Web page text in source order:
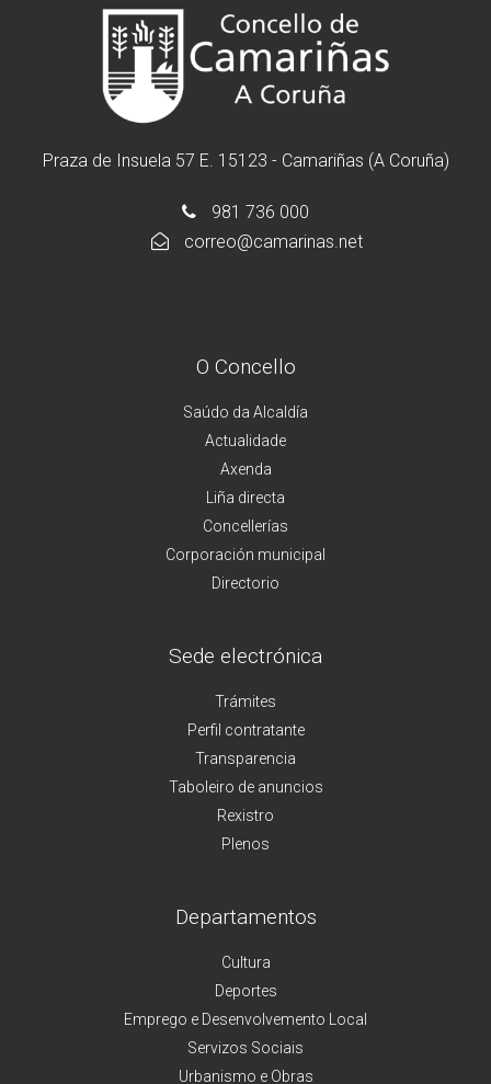
Praza de Insuela 57 E. 15123 - Camariñas (A Coruña)
981 736 000
correo@camarinas.net
O Concello
Saúdo da Alcaldía
Actualidade
Axenda
Liña directa
Concellerías
Corporación municipal
Directorio
Sede electrónica
Trámites
Perfil contratante
Transparencia
Taboleiro de anuncios
Rexistro
Plenos
Departamentos
Cultura
Deportes
Emprego e Desenvolvemento Local
Servizos Sociais
Urbanismo e Obras